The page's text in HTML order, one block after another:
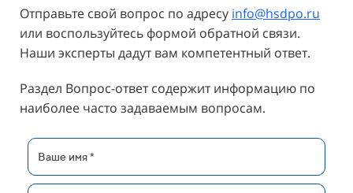
Отправьте свой вопрос по адресу info@hsdpo.ru
или воспользуйтесь формой обратной связи.
Наши эксперты дадут вам компетентный ответ.
Раздел Вопрос-ответ содержит информацию по
наиболее часто задаваемым вопросам.